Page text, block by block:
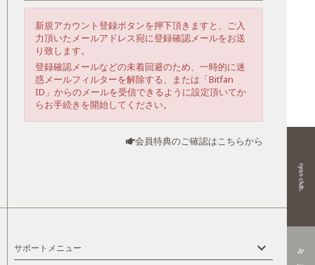
person_add_alt
新規アカウント登録ボタンを押下頂きますと、ご入
力頂いたメールアドレス宛に登録確認メールをお送
り致します。
登録確認メールなどの未着回避のため、一時的に迷
惑メールフィルターを解除する、または「Bitfan
ID」からのメールを受信できるように設定頂いてか
らお手続きを開始してください。
会員特典のご確認はこちらから
サポートメニュー